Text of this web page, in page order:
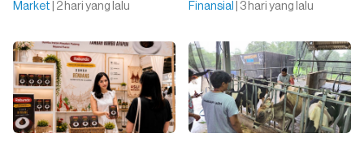
Market | 2 hari yang lalu Finansial | 3 hari yang lalu